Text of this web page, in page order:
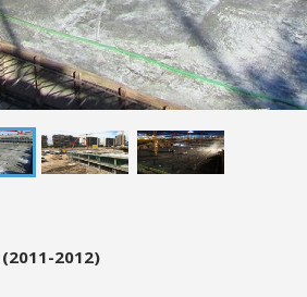
(2011-2012)